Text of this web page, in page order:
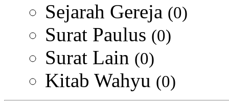
Sejarah Gereja (0)
Surat Paulus (0)
Surat Lain (0)
Kitab Wahyu (0)